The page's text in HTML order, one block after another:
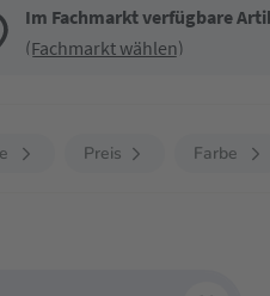
Im Fachmarkt verfügbare
(Fachmarkt wählen)
die Filter, um die Produktliste
Preis Farbe